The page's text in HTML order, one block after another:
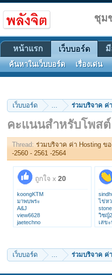
เว็บบอร์ด ...
คะแนนสำหรับโพสต์
Thread: ร่วมบริจาค ค่า Hosting ข
-2560 - 2561 -2564
ถูกใจ x 20
koongKTM
มาพบพระ
A&J
view6628
jaetechno
BoonYaPast
นิลขาว
เบเบ้
ไข่ห
วิชญ์
เสข
พุทธ
เว็บบอร์ด ...
ชุม
หน้าแรก เว็บบอร์ด
ค้นหาในเว็บบอร์ด เรื่องเด่น